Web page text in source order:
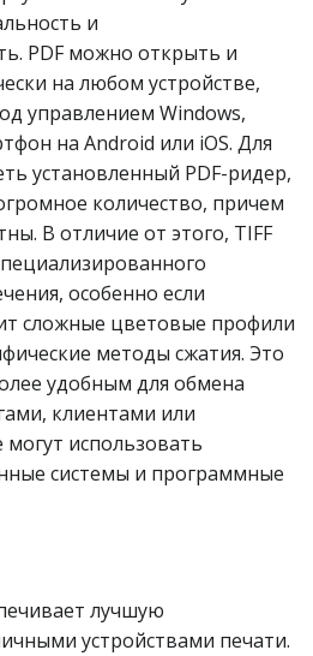
и
PDF можно открыть и
на любом устройстве,
управлением Windows,
на Android или iOS. Для
установленный PDF-ридер,
количество, причем
В отличие от этого, TIFF
особенно если
сложные цветовые профили
методы сжатия. Это
удобным для обмена
клиентами или
использовать
системы и программные
лучшую
устройствами печати.